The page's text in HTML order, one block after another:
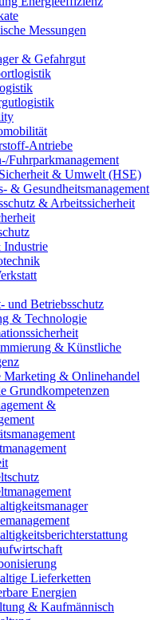
Messungen
& Gefahrgut
Antriebe
Fuhrparkmanagement
& Umwelt (HSE)
& Gesundheitsmanagement
& Arbeitssicherheit
und Betriebsschutz
& Technologie
& Künstliche
Marketing & Onlinehandel
Grundkompetenzen
&
Lieferketten
Energien
& Kaufmännisch